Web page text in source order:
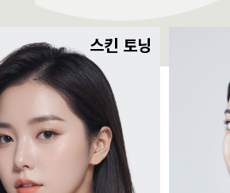
스킨 토닝